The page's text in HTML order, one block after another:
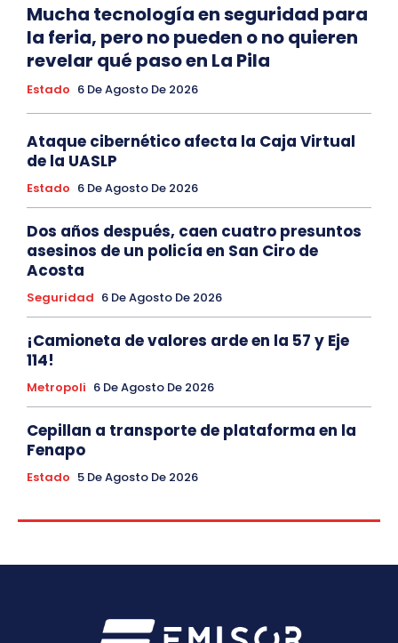
Mucha tecnología en seguridad para
la feria, pero no pueden o no quieren
revelar qué paso en La Pila
Estado 6 De Agosto De 2026
Ataque cibernético afecta la Caja Virtual
de la UASLP
Estado 6 De Agosto De 2026
Dos años después, caen cuatro presuntos
asesinos de un policía en San Ciro de
Acosta
Seguridad 6 De Agosto De 2026
¡Camioneta de valores arde en la 57 y Eje
114!
Metropoli 6 De Agosto De 2026
Cepillan a transporte de plataforma en la
Fenapo
Estado 5 De Agosto De 2026